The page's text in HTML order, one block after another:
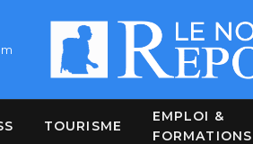
TOURISME
EMPLOI &
FORMATIONS